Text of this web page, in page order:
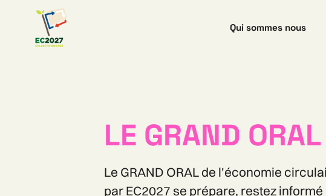
Qui sommes nous
LE GRAND
Le GRAND ORAL de l'économie
par EC2027 se prépare, restez